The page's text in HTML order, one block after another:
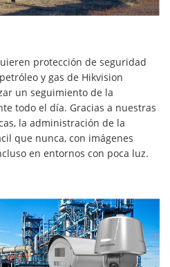
protección de seguridad
y gas de Hikvision
un seguimiento de la
todo el día. Gracias a nuestras
la administración de la
que nunca, con imágenes
en entornos con poca luz.